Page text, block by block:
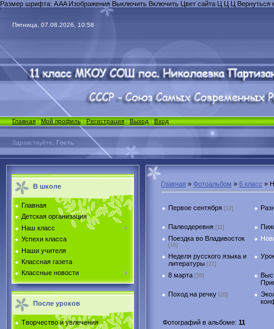
Размер шрифта: AAAИзображения Выключить Включить Цвет сайта Ц Ц Ц Вернуться
Пятница, 07.08.2026, 10:58
Главная|Мой профиль|Регистрация |Выход|Вход
Здравствуйте, Гость
В школе
Главная
Детская организация
Наш класс
Успехи класса
Наши учителя
Классная газета
Классные новости
После уроков
Творчество и увлечения
Главная » Фотоальбом » 6 класс »
Первое сентября [12]
Палеодеревня [11]
Поездка во Владивосток
[16]
Неделя русского языка и
литературы [21]
8 марта [39]
Поход на речку [20]
Фотографий в альбоме: 11